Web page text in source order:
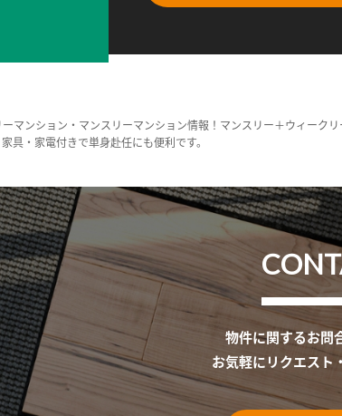
マンション・マンスリーマンション情報！マンスリー＋ウィーク
具・家電付きで単身赴任にも便利です。
物件に関するお問
お気軽にリクエスト